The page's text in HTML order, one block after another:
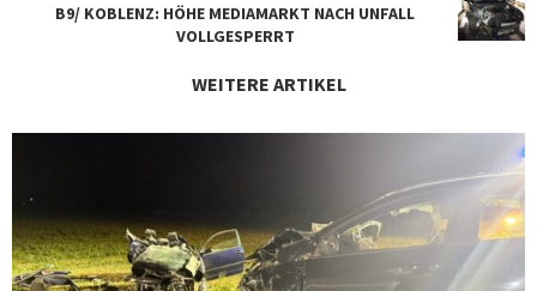
B9/ KOBLENZ: HÖHE MEDIAMARKT NACH UNFALL
VOLLGESPERRT
WEITERE ARTIKEL